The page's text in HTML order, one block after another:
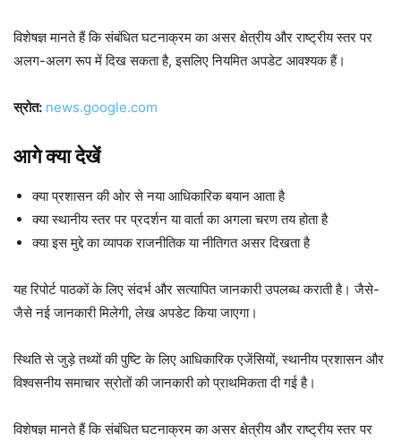
विशेषज्ञ मानते हैं कि संबंधित घटनाक्रम का असर क्षेत्रीय और राष्ट्रीय स्तर पर
अलग-अलग रूप में दिख सकता है, इसलिए नियमित अपडेट आवश्यक हैं।
स्रोत: news.google.com
आगे क्या देखें
क्या प्रशासन की ओर से नया आधिकारिक बयान आता है
क्या स्थानीय स्तर पर प्रदर्शन या वार्ता का अगला चरण तय होता है
क्या इस मुद्दे का व्यापक राजनीतिक या नीतिगत असर दिखता है
यह रिपोर्ट पाठकों के लिए संदर्भ और सत्यापित जानकारी उपलब्ध कराती है। जैसे-
जैसे नई जानकारी मिलेगी, लेख अपडेट किया जाएगा।
स्थिति से जुड़े तथ्यों की पुष्टि के लिए आधिकारिक एजेंसियों, स्थानीय प्रशासन और
विश्वसनीय समाचार स्रोतों की जानकारी को प्राथमिकता दी गई है।
विशेषज्ञ मानते हैं कि संबंधित घटनाक्रम का असर क्षेत्रीय और राष्ट्रीय स्तर पर